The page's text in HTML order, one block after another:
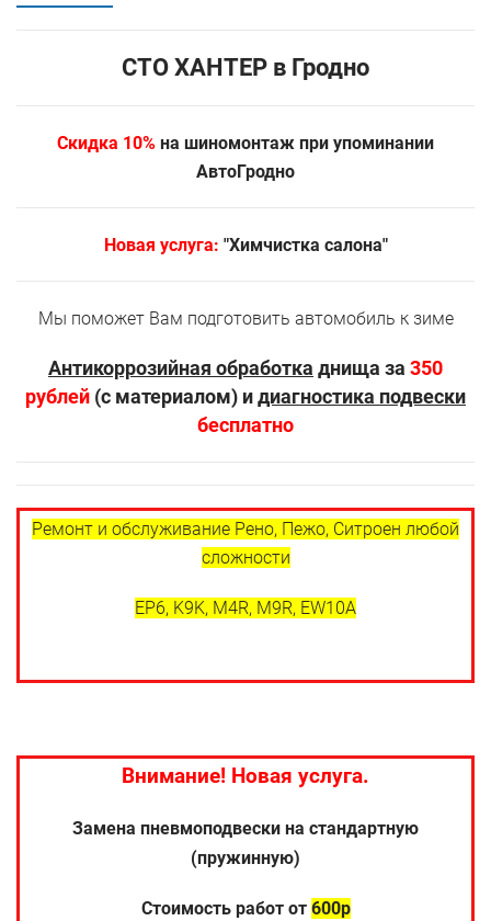
СТО ХАНТЕР в Гродно
Скидка 10% на шиномонтаж при упоминании
АвтоГродно
Новая услуга: "Химчистка салона"
Мы поможет Вам подготовить автомобиль к зиме
Антикоррозийная обработка днища за 350
рублей (с материалом) идиагностика подвески
бесплатно
Ремонт и обслуживание Рено, Пежо, Ситроен любой
сложности
EP6, K9K, M4R, M9R, EW10A
Внимание! Новая услуга.
Замена пневмоподвески на стандартную
(пружинную)
Стоимость работ от 600р